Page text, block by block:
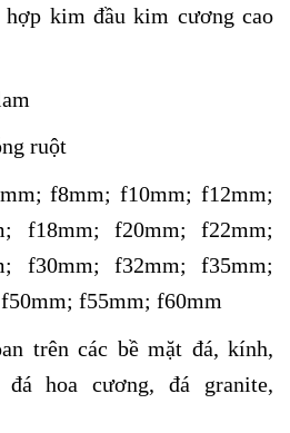
hợp kim đầu kim cương cao
ruột
f8mm; f10mm; f12mm;
f18mm; f20mm; f22mm;
f30mm; f32mm; f35mm;
f55mm; f60mm
trên các bề mặt đá, kính,
đá hoa cương, đá granite,